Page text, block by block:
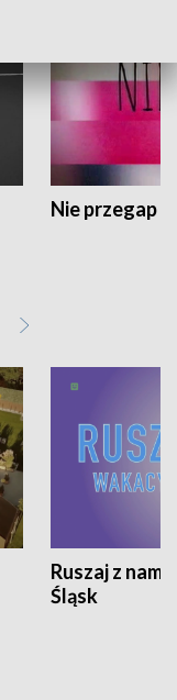
Nie przegap
Ruszaj z
Śląsk